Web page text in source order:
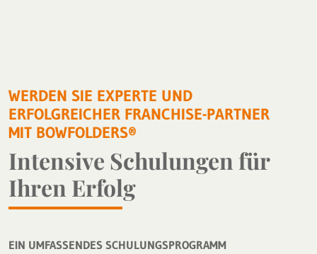
WERDEN SIE EXPERTE UND
ERFOLGREICHER FRANCHISE-PARTNER
MIT BOWFOLDERS®
Intensive Schulungen für
Ihren Erfolg
EIN UMFASSENDES SCHULUNGSPROGRAMM